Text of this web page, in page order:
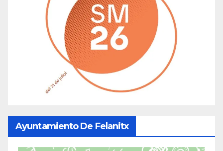
Ayuntamiento De Felanitx